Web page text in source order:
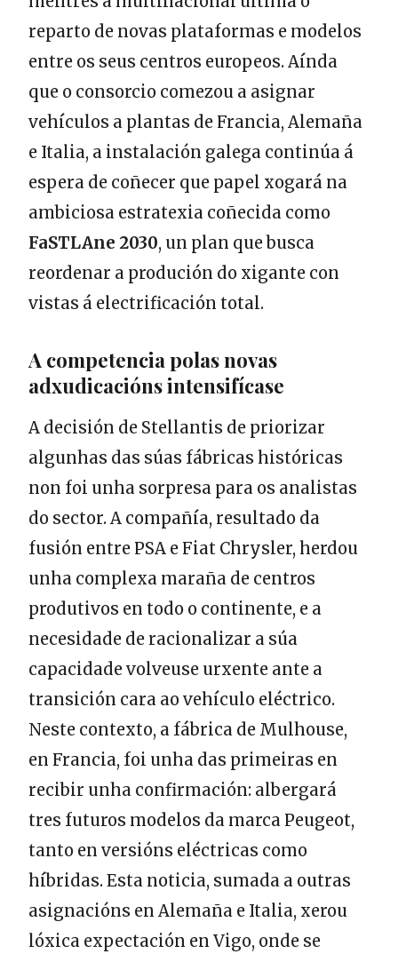
reparto de novas plataformas e modelos
entre os seus centros europeos. Aínda
que o consorcio comezou a asignar
vehículos a plantas de Francia, Alemaña
e Italia, a instalación galega continúa á
espera de coñecer que papel xogará na
ambiciosa estratexia coñecida como
FaSTLAne 2030, un plan que busca
reordenar a produción do xigante con
vistas á electrificación total.
A competencia polas novas
adxudicacións intensifícase
A decisión de Stellantis de priorizar
algunhas das súas fábricas históricas
non foi unha sorpresa para os analistas
do sector. A compañía, resultado da
fusión entre PSA e Fiat Chrysler, herdou
unha complexa maraña de centros
produtivos en todo o continente, e a
necesidade de racionalizar a súa
capacidade volveuse urxente ante a
transición cara ao vehículo eléctrico.
Neste contexto, a fábrica de Mulhouse,
en Francia, foi unha das primeiras en
recibir unha confirmación: albergará
tres futuros modelos da marca Peugeot,
tanto en versións eléctricas como
híbridas. Esta noticia, sumada a outras
asignacións en Alemaña e Italia, xerou
lóxica expectación en Vigo, onde se